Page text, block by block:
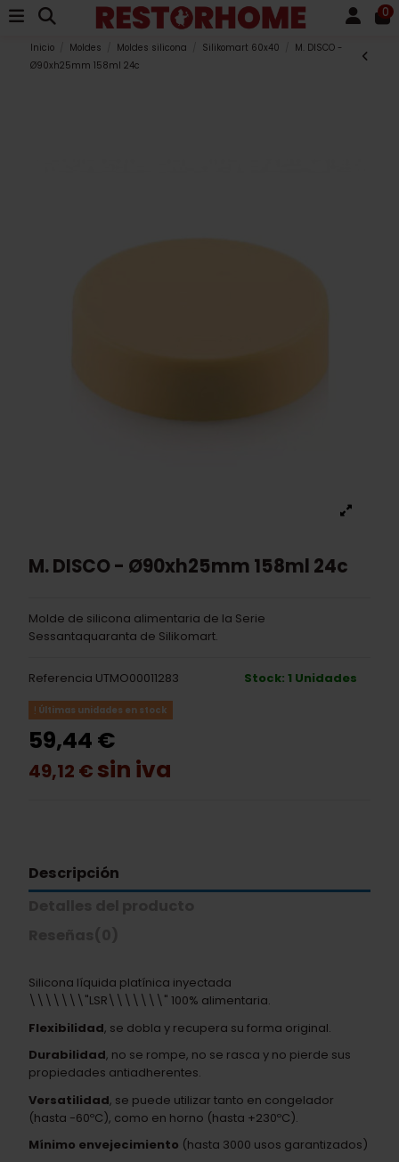
0
Inicio Moldes Moldes silicona Silikomart 60x40
M. DISCO -
Ø90xh25mm 158ml 24c
M. DISCO - Ø90xh25mm 158ml 24c
Molde de silicona alimentaria de la Serie
Sessantaquaranta de Silikomart.
Referencia UTMO00011283 Stock: 1 Unidades
Últimas unidades en stock
59,44 €
49,12 € sin iva
Descripción
Silicona líquida platínica inyectada
\\\\\\\"LSR\\\\\\\" 100% alimentaria.
Flexibilidad, se dobla y recupera su forma original.
Durabilidad, no se rompe, no se rasca y no pierde sus
propiedades antiadherentes.
Versatilidad, se puede utilizar tanto en congelador
(hasta -60ºC), como en horno (hasta +230ºC).
Mínimo envejecimiento (hasta 3000 usos garantizados)